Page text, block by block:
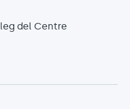
del Centre